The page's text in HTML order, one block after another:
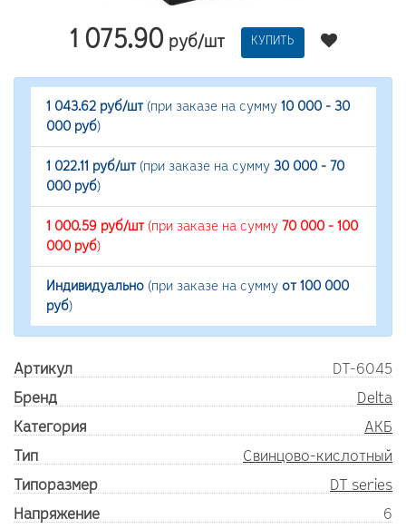
1 075.90 руб/шт КУПИТЬ
1 043.62 руб/шт(при заказе на сумму 10 000 - 30
000 руб)
1 022.11 руб/шт(при заказе на сумму 30 000 - 70
000 руб)
1 000.59 руб/шт(при заказе на сумму 70 000 - 100
000 руб)
Индивидуально (при заказе на сумму от 100 000
руб)
Артикул
DT-6045
Бренд
Delta
Категория
АКБ
Тип
Свинцово-кислотный
Типоразмер
DT series
Напряжение
6